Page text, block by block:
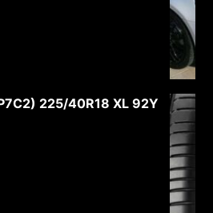
225/40R18 XL 92Y